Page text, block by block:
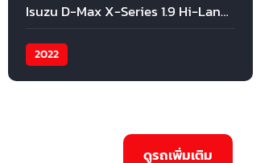
Isuzu D-Max X-Series 1.9 Hi-Lander 4-Door AT 2022
2022